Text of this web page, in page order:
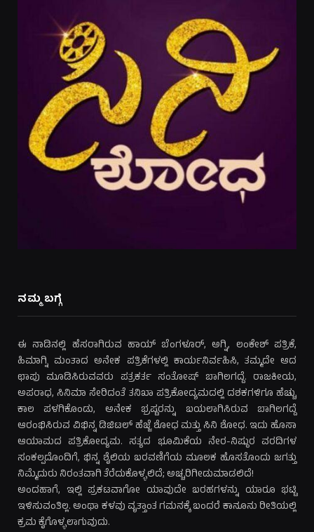
ನಮ್ಮ ಬಗ್ಗೆ
ಈ ನಾಡಿನಲ್ಲಿ ಹೆಸರಾಗಿರುವ ಹಾಯ್ ಬೆಂಗಳೂರ್, ಅಗ್ನಿ, ಲಂಕೇಶ್ ಪತ್ರಿಕೆ,
ಹಿಮಾಗ್ನಿ ಮಂತಾದ ಅನೇಕ ಪತ್ರಿಕೆಗಳಲ್ಲಿ ಕಾರ್ಯನಿರ್ವಹಿಸಿ, ತಮ್ಮದೇ ಆದ
ಛಾಪು ಮೂಡಿಸಿರುವವರು ಪತ್ರಕರ್ತ ಸಂತೋಷ್ ಬಾಗಿಲಗದ್ದೆ. ರಾಜಕೀಯ,
ಅಪರಾಧ, ಸಿನಿಮಾ ಸೇರಿದಂತೆ ತನಿಖಾ ಪತ್ರಿಕೋದ್ಯಮದಲ್ಲಿ ದಶಕಗಳಿಗೂ ಹೆಚ್ಚು
ಕಾಲ ಪಳಗಿಕೊಂಡು, ಅನೇಕ ಭ್ರಷ್ಟರನ್ನು ಬಯಲಾಗಿಸಿರುವ ಬಾಗಿಲಗದ್ದೆ
ಆರಂಭಿಸಿರುವ ವಿಭಿನ್ನ ಡಿಜಿಟಲ್ ಹೆಜ್ಜೆ ಶೋಧ ಮತ್ತು ಸಿನಿ ಶೋಧ. ಇದು ಹೊಸಾ
ಆಯಾಮದ ಪತ್ರಿಕೋದ್ಯಮ. ಸತ್ಯದ ಭೂಮಿಕೆಯ ನೇರ-ನಿಷ್ಠುರ ವರದಿಗಳ
ಸಂಕಲ್ಪದೊಂದಿಗೆ, ಭಿನ್ನ ಶೈಲಿಯ ಬರವಣಿಗೆಯ ಮೂಲಕ ಹೊಸತೊಂದು ಜಗತ್ತು
ನಿಮ್ಮೆದುರು ನಿರಂತವಾಗಿ ತೆರೆದುಕೊಳ್ಳಲಿದೆ; ಅಚ್ಚರಿಗೀಡುಮಾಡಲಿದೆ!
ಅಂದಹಾಗೆ, ಇಲ್ಲಿ ಪ್ರಕಟವಾಗೋ ಯಾವುದೇ ಬರಹಗಳನ್ನು ಯಾರೂ ಭಟ್ಟಿ
ಇಳಿಸುವಂತಿಲ್ಲ. ಅಂಥಾ ಕಳವು ವೃತ್ತಾಂತ ಗಮನಕ್ಕೆ ಬಂದರೆ ಕಾನೂನು ರೀತಿಯಲ್ಲಿ
ಕ್ರಮ ಕೈಗೊಳ್ಳಲಾಗುವುದು.